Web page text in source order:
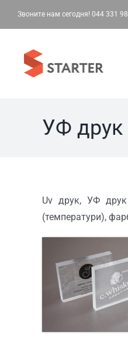
Звоните нам сегодня! 044 331
УФ друк
Uv друк, УФ друк
(температури),